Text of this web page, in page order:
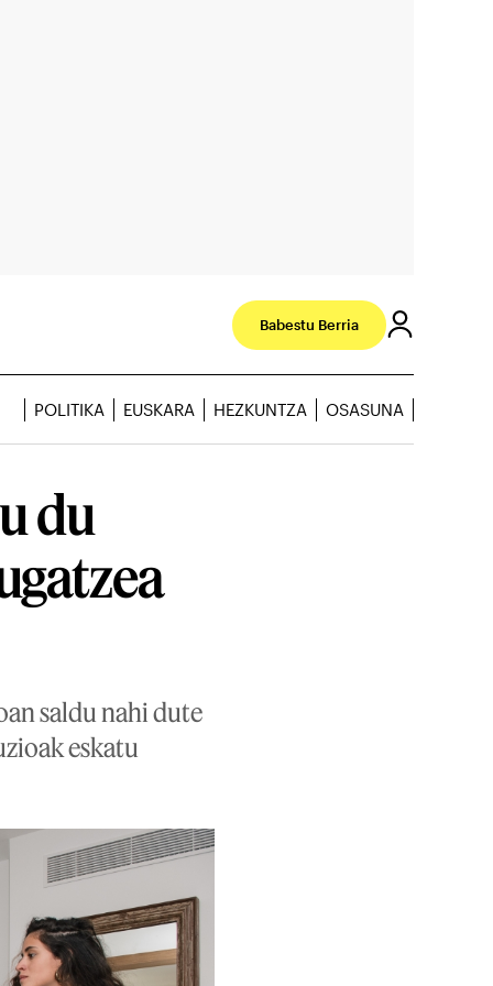
Babestu Berria
POLITIKA EUSKARA HEZKUNTZA OSASUNA
du
saldu nahi dute
eskatu